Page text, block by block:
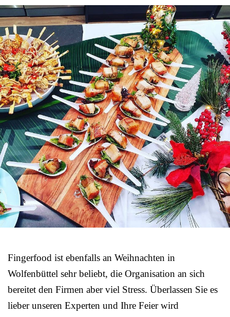
Fingerfood ist ebenfalls an Weihnachten in
Wolfenbüttel sehr beliebt, die Organisation an sich
bereitet den Firmen aber viel Stress. Überlassen Sie es
lieber unseren Experten und Ihre Feier wird